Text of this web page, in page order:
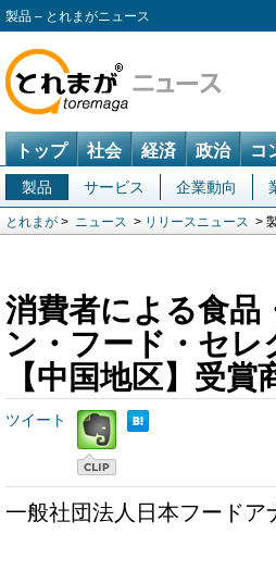
製品 – とれまがニュース
トップ 社会 経済 政治 コ
製品 サービス 企業動向
とれまが > ニュース > リリースニュース >
消費者による食品
ン・フード・セレ
【中国地区】受
ツイート
一般社団法人日本フードア